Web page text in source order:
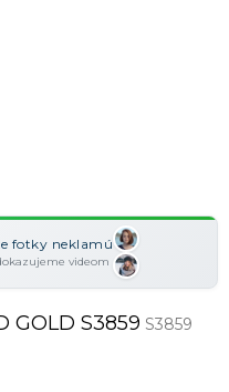
fotky neklamú
videom
GOLD S3859 S3859